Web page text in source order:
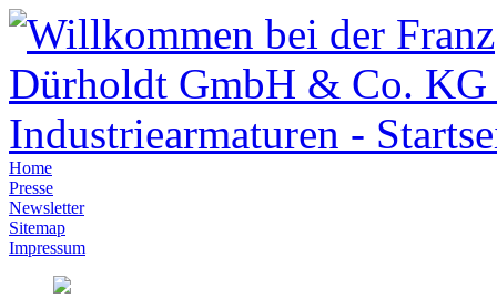
Home
Presse
Newsletter
Sitemap
Impressum